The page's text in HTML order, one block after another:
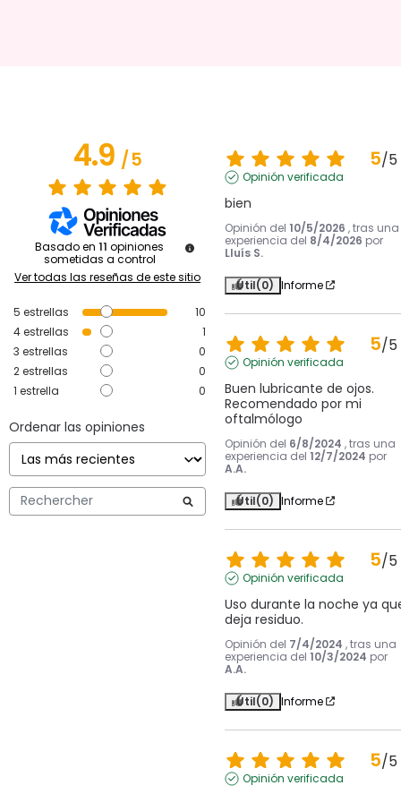
4.9/5
Basado en 11 opiniones
sometidas a control
Ver todas las reseñas de este sitio
5 estrellas
10
4estrellas
1
3 estrellas
0
2estrellas
0
1 estrella 0
Ordenar las opiniones
5/5
Opinión verificada
bien
Opinión del 10/5/2026 , tras una
experiencia del 8/4/2026 por
Lluís S.
Útil(0) Informe
5/5
Opinión verificada
Buen lubricante de ojos.
Recomendado por mi
oftalmólogo
Opinión del 6/8/2024 , tras una
experiencia del 12/7/2024 por
A.A.
Útil(0) Informe
5/5
Opinión verificada
Uso durante la noche ya
deja residuo.
Opinión del 7/4/2024 , tras una
experiencia del 10/3/2024 por
A.A.
Útil(0) Informe
5/5
Opinión verificada